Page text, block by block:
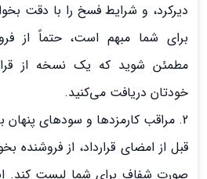
دیرکرد، و شرایط فسخ را با دقت
برای شما مبهم است، حتماً از
مطمئن شوید که یک نسخه از
خودتان دریافت می‌کنید.
2. مراقب کارمزدها و سودهای پنهان باشید
قبل از امضای قرارداد، از فروشنده
صورت شفاف برای شما لیست کند.